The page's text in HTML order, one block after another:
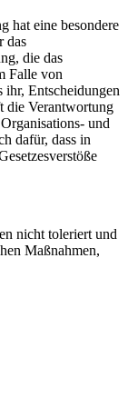
hat eine besondere
das
die das
Falle von
Entscheidungen
die Verantwortung
und
dafür, dass in
nicht toleriert und
Maßnahmen,